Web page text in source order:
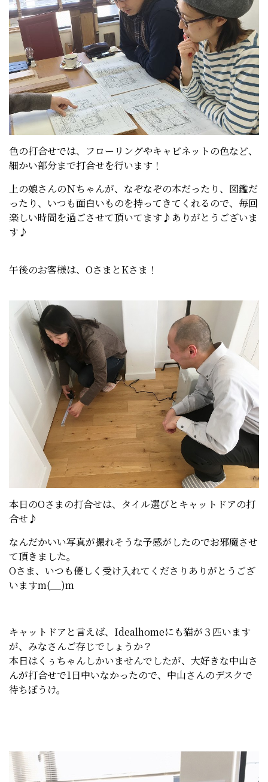
色の打合せでは、フローリングやキャビネットの色など、
細かい部分まで打合せを行います！
上の娘さんのＮちゃんが、なぞなぞの本だったり、図鑑だ
ったり、いつも面白いものを持ってきてくれるので、毎回
楽しい時間を過ごさせて頂いてます♪ありがとうございま
す♪
午後のお客様は、OさまとKさま！
本日のOさまの打合せは、タイル選びとキャットドアの打
合せ♪
なんだかいい写真が撮れそうな予感がしたのでお邪魔させ
て頂きました。
Oさま、いつも優しく受け入れてくださりありがとうござ
いますm(__)m
キャットドアと言えば、Idealhomeにも猫が３匹います
が、みなさんご存じでしょうか？
本日はくぅちゃんしかいませんでしたが、大好きな中山さ
んが打合せで1日中いなかったので、中山さんのデスクで
待ちぼうけ。